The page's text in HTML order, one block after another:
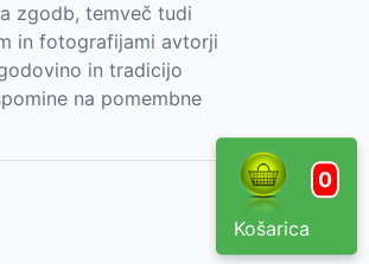
0
Košarica
zgodb, temveč tudi
in fotografijami avtorji
in tradicijo
na pomembne